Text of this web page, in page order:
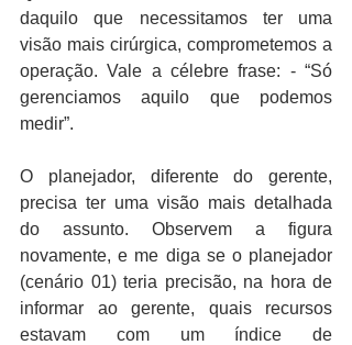
daquilo que necessitamos ter uma
visão mais cirúrgica, comprometemos a
operação. Vale a célebre frase: - “Só
gerenciamos aquilo que podemos
medir”.
O planejador, diferente do gerente,
precisa ter uma visão mais detalhada
do assunto. Observem a figura
novamente, e me diga se o planejador
(cenário 01) teria precisão, na hora de
informar ao gerente, quais recursos
estavam com um índice de